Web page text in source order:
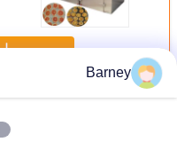
بیشاجاق گاز خشک کن
Barney